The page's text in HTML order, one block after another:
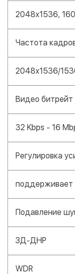
2048x1536,
Частота
2048x1536/
Видео битрейт
32 Kbps - 16
Регулировка
поддерживает
Подавление
ЗД-ДНР
WDR